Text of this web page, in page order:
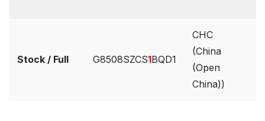
Stock / Full G8508SZCS1BQD1
CHC
(China
(Open
China))